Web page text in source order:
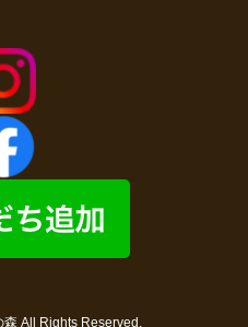
All Rights Reserved.